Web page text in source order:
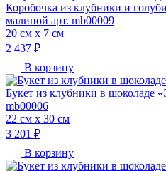
Коробочка из клубники и
малиной арт. mb00009
20 см х 7 см
2 437 ₽
В корзину
Букет из клубники в шоколаде
mb00006
22 см х 30 см
3 201 ₽
В корзину